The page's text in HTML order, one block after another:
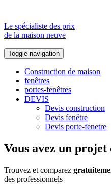
Le spécialiste des prix
de la maison neuve
Toggle navigation
Construction de maison
fenêtres
portes-fenêtres
DEVIS
Devis construction
Devis fenêtre
Devis porte-fenetre
Vous avez un
Trouvez et comparez
des professionnels